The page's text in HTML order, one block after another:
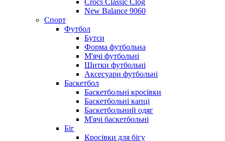
New Balance 9060
Спорт
Футбол
Бутси
Форма футбольна
М'ячі футбольні
Щитки футбольні
Аксесуари футбольні
Баскетбол
Баскетбольні кросівки
Баскетбольні капці
Баскетбольний одяг
М'ячі баскетбольні
Біг
Кросівки для бігу